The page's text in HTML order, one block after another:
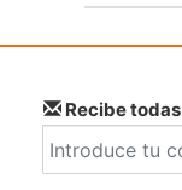
Recibe